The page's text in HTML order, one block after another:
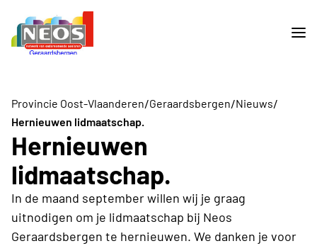
Provincie Oost-Vlaanderen/Geraardsbergen/Nieuws/
Hernieuwen lidmaatschap.
Hernieuwen
lidmaatschap.
In de maand september willen wij je graag
uitnodigen om je lidmaatschap bij Neos
Geraardsbergen te hernieuwen. We danken je voor